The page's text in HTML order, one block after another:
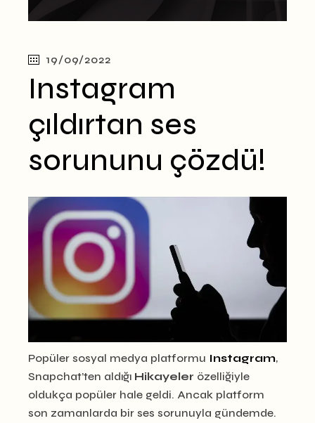
19/09/2022
Instagram
çıldırtan ses
sorununu çözdü!
Popüler sosyal medya platformu Instagram,
Snapchat’ten aldığı Hikayeler özelliğiyle
oldukça popüler hale geldi. Ancak platform
son zamanlarda bir ses sorunuyla gündemde.